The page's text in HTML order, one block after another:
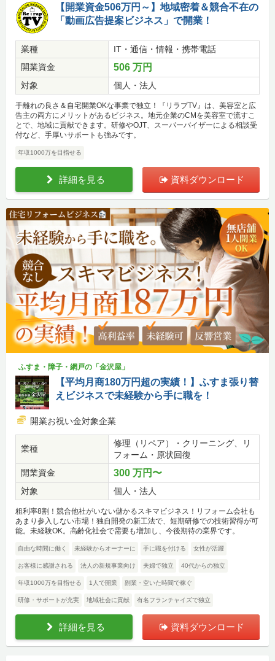
【開業資金506万円～】地域密着＆競合不在の
「動画広告提案ビジネス」で開業！
業種
IT・通信・情報・携帯電話
開業資金
506 万円
対象 個人・法人
手離れの良さ＆自宅開業OKな事業で独立！『リラプTV』は、美容室と広
告主の両方にメリットがあるビジネス。地元企業のCMを美容室で流すこ
とで、地域に貢献できます。研修やOJT、スーパーバイザーによる相談受
付など、手厚いサポートも強みです。
年収1000万を目指せる
詳細を見る 資料ダウンロード
ふすま・障子・網戸の「金沢屋」
【平均月商180万円超の実績！】ふすま張り替
えビジネスで未経験から手に職を！
開業お祝い金対象企業
業種
修理（リペア）・クリーニング、リ
フォーム・原状回復
開業資金
300 万円〜
対象 個人・法人
粗利率8割！競合他社がいない儲かるスキマビジネス！リフォーム会社も
あまり参入しない市場！独自開発の新工法で、短期研修での技術習得が可
能。未経験OK。高齢化社会で需要も増加し、今後期待の業界です。
自由な時間に働く 未経験からオーナーに 手に職を付ける 女性が活躍
お客様に感謝される 法人の新規事業向け 夫婦で独立 40代からの独立
年収1000万を目指せる 1人で開業 副業・空いた時間で稼ぐ
研修・サポートが充実 地域社会に貢献 有名フランチャイズで独立
詳細を見る 資料ダウンロード